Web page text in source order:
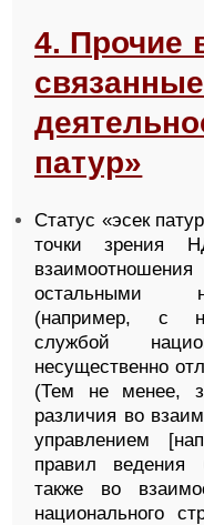
4. Прочие
патур»
Статус «эсек
точки
остальными
(например, с
службой
несущественно
(Тем не менее,
различия во
управлением
правил ведения
также во
национального